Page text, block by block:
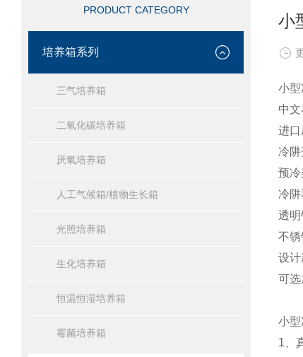
PRODUCT CATEGORY
培养箱系列
三气培养箱
二氧化碳培养箱
厌氧培养箱
人工气候箱/植物生长箱
光照培养箱
生化培养箱
恒温恒湿培养箱
霉菌培养箱
小
小型
中文
进口
冷阱
预冷
冷阱
透明
不锈
设计
可选
小型
1、